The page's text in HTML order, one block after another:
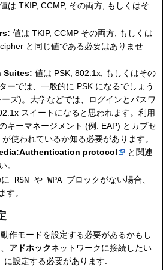
値は TKIP, CCMP, その両方, もしくはそ
値は TKIP, CCMP その両方, もしくは
と同じ値である必要はありませ
Suites: 値は PSK, 802.1x, もしくはその
ーでは、一般的に PSK になるでしょう
ズ)。大学などでは、ログインとパスワ
スイートになると思われます。利用
キーマネージメント (例: EAP) とカプセ
使われているか知る必要があります。
protocol
と関連
。
RSN や WPA ブロックがない場合、
す。
作モードを設定する必要があるかもし
アドホックネットワークに接続したい
に設定する必要があります: